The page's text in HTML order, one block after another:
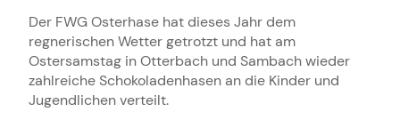
Der FWG Osterhase hat dieses Jahr dem
regnerischen Wetter getrotzt und hat am
Ostersamstag in Otterbach und Sambach wieder
zahlreiche Schokoladenhasen an die Kinder und
Jugendlichen verteilt.